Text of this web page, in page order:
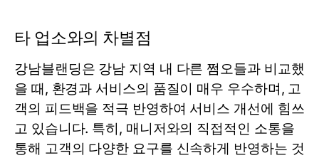
타 업소와의 차별점
강남블랜딩은 강남 지역 내 다른 쩜오들과 비교했
을 때, 환경과 서비스의 품질이 매우 우수하며, 고
객의 피드백을 적극 반영하여 서비스 개선에 힘쓰
고 있습니다. 특히, 매니저와의 직접적인 소통을
통해 고객의 다양한 요구를 신속하게 반영하는 것